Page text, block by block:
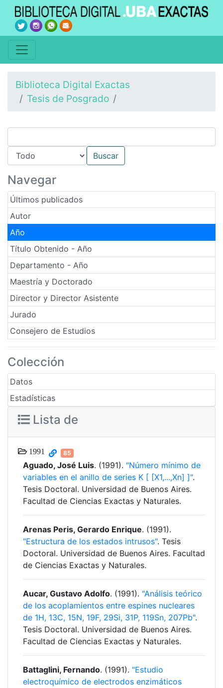
Biblioteca Digital Exactas
Tesis de Posgrado
Navegar
Últimos publicados
Autor
Año
Título Obtenido - Año
Departamento - Año
Maestría y Doctorado
Director y Director Asistente
Jurado
Consejero de Estudios
Colección
Datos
Estadísticas
Lista de
1991 85
Aguado, José Luis. (1991). "Número mínimo de
variables en el anillo de series K [ [X1,...,Xn] ]".
Tesis Doctoral. Universidad de Buenos Aires.
Facultad de Ciencias Exactas y Naturales.
Arenas Peris, Gerardo Enrique. (1991).
"Estructura de los estados intrusos". Tesis
Doctoral. Universidad de Buenos Aires. Facultad
de Ciencias Exactas y Naturales.
Aucar, Gustavo Adolfo. (1991). "Análisis teórico
de los acoplamientos entre espines nucleares
de 1H, 13C, 15N, 19F, 29Si, 31P, 119Sn, 207Pb".
Tesis Doctoral. Universidad de Buenos Aires.
Facultad de Ciencias Exactas y Naturales.
Battaglini, Fernando. (1991). "Estudio
electroquímico de electrodos enzimáticos